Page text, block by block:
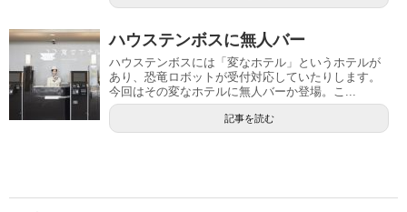
ハウステンボスに無人バー
ハウステンボスには「変なホテル」というホテルが
あり、恐竜ロボットが受付対応していたりします。
今回はその変なホテルに無人バーか登場。こ...
記事を読む